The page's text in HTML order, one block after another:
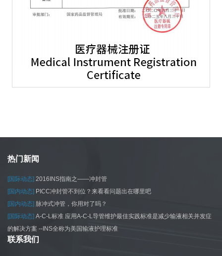
热门新闻
[国际动态] 2016INS指南之——冲封管
[国内动态] PICC冲封管不到位？来看看问题出在哪里吧
[国内动态] 脉冲式冲管，你用对了吗？
[国际动态] A-C-L标准 应用A-C-L导管维护最佳实践标准是减少输液相关并发症
的解决方案 --INS全称为美国输液护理标准
联系我们